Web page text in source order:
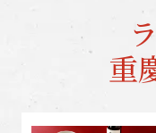
重